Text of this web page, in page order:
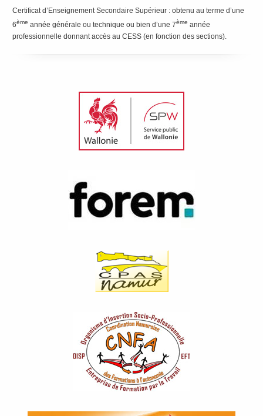
Certificat d’Enseignement Secondaire Supérieur : obtenu au terme d’une
6ème année générale ou technique ou bien d’une 7ème année
professionnelle donnant accès au CESS (en fonction des sections).